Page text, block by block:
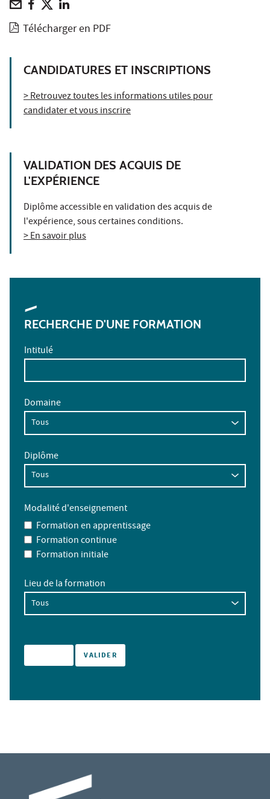
Télécharger en PDF
CANDIDATURES ET INSCRIPTIONS
> Retrouvez toutes les informations utiles pour
candidater et vous inscrire
VALIDATION DES ACQUIS DE
L'EXPÉRIENCE
Diplôme accessible en validation des acquis de
l'expérience, sous certaines conditions.
> En savoir plus
RECHERCHE D'UNE FORMATION
Intitulé
Domaine
Diplôme
Modalité d'enseignement
Formation en apprentissage
Formation continue
Formation initiale
Lieu de la formation